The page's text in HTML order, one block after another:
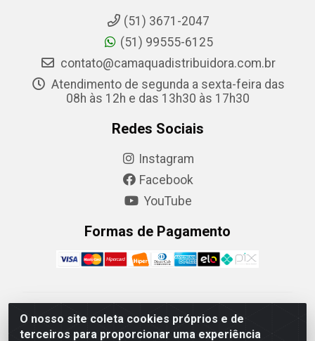
O nosso site coleta cookies próprios e de
terceiros para proporcionar uma experiência
(51) 3671-2047
(51) 99555-6125
contato@camaquadistribuidora.com.br
Atendimento de segunda a sexta-feira das
08h às 12h e das 13h30 às 17h30
Redes Sociais
Instagram
Facebook
YouTube
Formas de Pagamento
Camaquã Distribuidora Ltda - Avenida Conego Luiz W
Hanquet, 1001 - Parque Residencial do Arroio Duro,